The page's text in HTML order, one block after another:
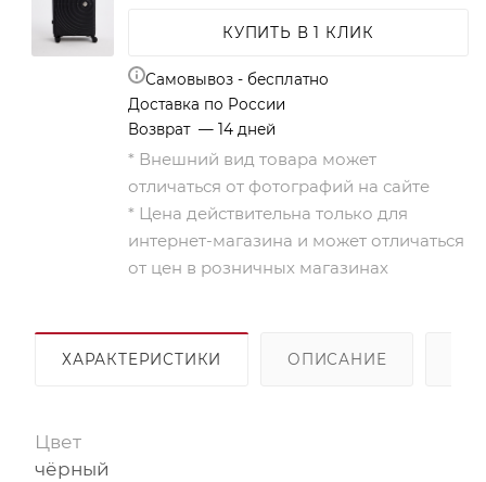
КУПИТЬ В 1 КЛИК
Самовывоз - бесплатно
Доставка по России
Возврат — 14 дней
* Внешний вид товара может
отличаться от фотографий на сайте
* Цена действительна только для
интернет-магазина и может отличаться
от цен в розничных магазинах
ХАРАКТЕРИСТИКИ ОПИСАНИЕ
Цвет
чёрный